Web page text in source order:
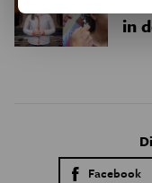
in
Facebook